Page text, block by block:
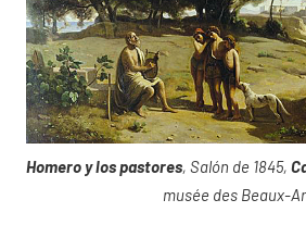
Homero y los pastores, Salón de 1845,
musée des Beaux-